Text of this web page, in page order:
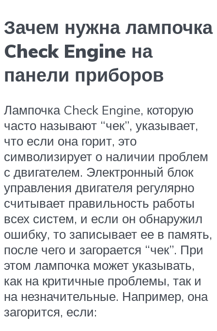
Зачем нужна лампочка
Check Engine на
панели приборов
Лампочка Check Engine, которую
часто называют “чек”, указывает,
что если она горит, это
символизирует о наличии проблем
с двигателем. Электронный блок
управления двигателя регулярно
считывает правильность работы
всех систем, и если он обнаружил
ошибку, то записывает ее в память,
после чего и загорается “чек”. При
этом лампочка может указывать,
как на критичные проблемы, так и
на незначительные. Например, она
загорится, если: